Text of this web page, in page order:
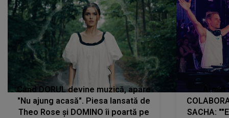
Când DORUL devine muzică, apare
"Nu ajung acasă". Piesa lansată de
Theo Rose și DOMINO îi poartă pe
SACHA: